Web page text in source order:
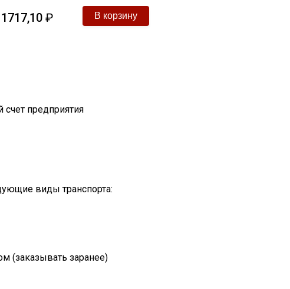
1717,10 ₽
счет предприятия
виды транспорта:
(заказывать заранее)